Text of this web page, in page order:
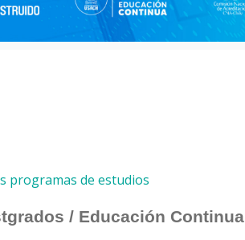
programas de estudios​
/ Educación Continua